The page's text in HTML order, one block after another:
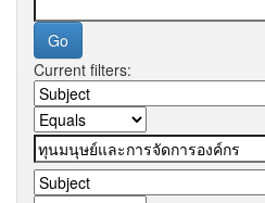
Current filters: